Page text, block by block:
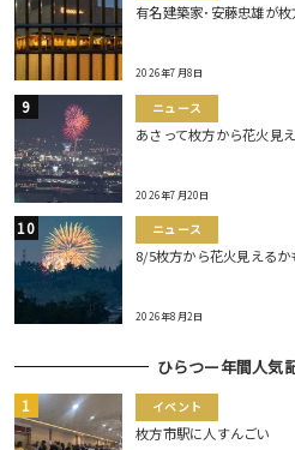
有名建築家･安藤忠雄が枚
2026年7月8日
ニュース
あさって枚方から花火見
2026年7月20日
ニュース
8/5枚方から花火見えるか
2026年8月2日
ひらつー年間人気
イベント
枚方市駅に人すんごい